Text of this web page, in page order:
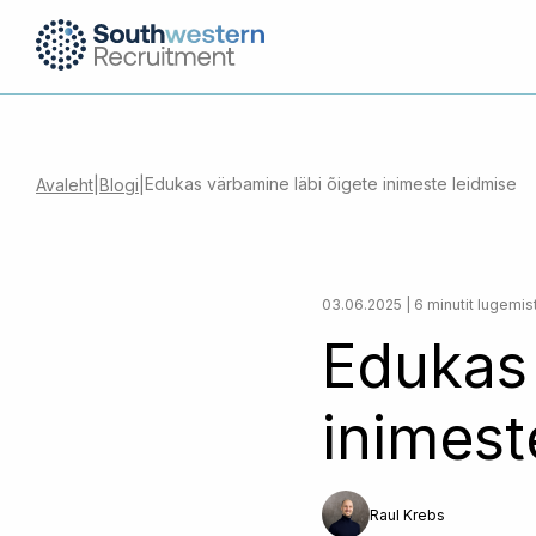
Avaleht Blogi Edukas värbamine läbi õigete inimeste leidmise
03.06.2025 | 6 minutit
Raul Krebs